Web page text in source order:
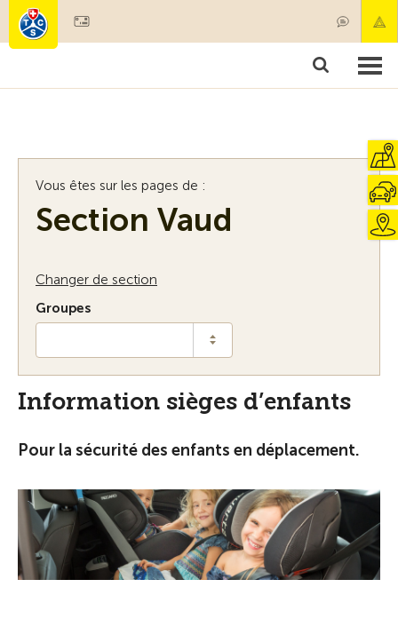
Membres & prestations
Vous êtes sur les pages de :
Section Vaud
Changer de section
Groupes
Information sièges d’enfants
Pour la sécurité des enfants en déplacement.